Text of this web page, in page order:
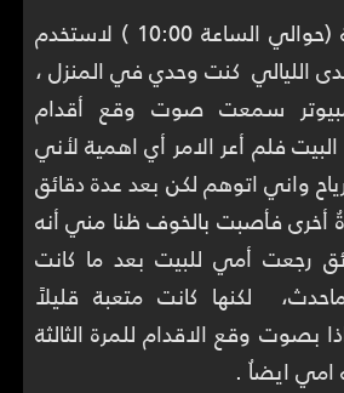
كنت أجلس كل ليلة (حوالي الساعة 10:00 ) لاستخدم
الليالي كنت وحدي في المنزل ،
سمعت صوت وقع أقدام
فلم أعر الامر أي اهمية لأني
واني اتوهم لكن بعد عدة دقائق
فأصبت بالخوف ظنا مني أنه
رجعت أمي للبيت بعد ما كانت
لكنها كانت متعبة قليلاً
بصوت وقع الاقدام للمرة الثالثة
امي ايضاُ .